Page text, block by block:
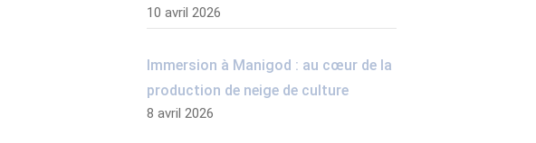
10 avril 2026
Immersion à Manigod : au cœur de la
production de neige de culture
8 avril 2026